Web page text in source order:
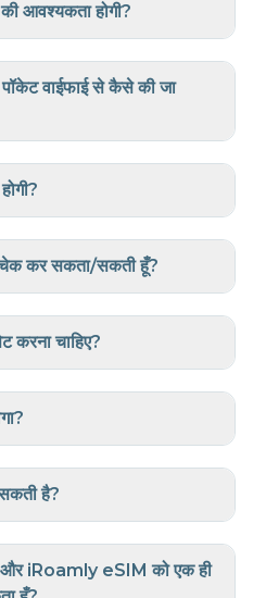
आवश्यकता होगी?
वाईफाई से कैसे की जा
कर सकता/सकती हूँ?
चाहिए?
है?
और iRoamly eSIM को एक ही